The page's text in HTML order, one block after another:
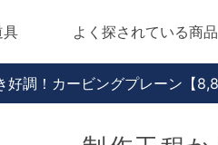
具 よく探されている商品
好調！カービングプレーン 【